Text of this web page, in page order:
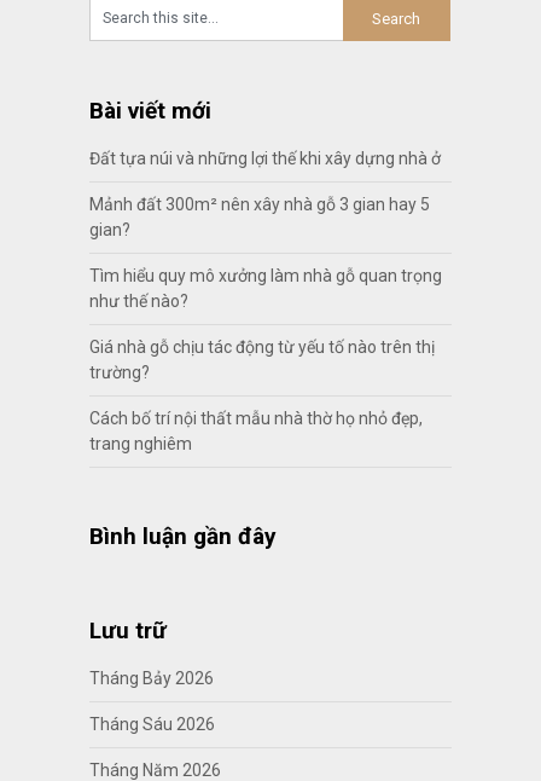
Bài viết mới
Đất tựa núi và những lợi thế khi xây dựng nhà ở
Mảnh đất 300m² nên xây nhà gỗ 3 gian hay 5
gian?
Tìm hiểu quy mô xưởng làm nhà gỗ quan trọng
như thế nào?
Giá nhà gỗ chịu tác động từ yếu tố nào trên thị
trường?
Cách bố trí nội thất mẫu nhà thờ họ nhỏ đẹp,
trang nghiêm
Bình luận gần đây
Lưu trữ
Tháng Bảy 2026
Tháng Sáu 2026
Tháng Năm 2026